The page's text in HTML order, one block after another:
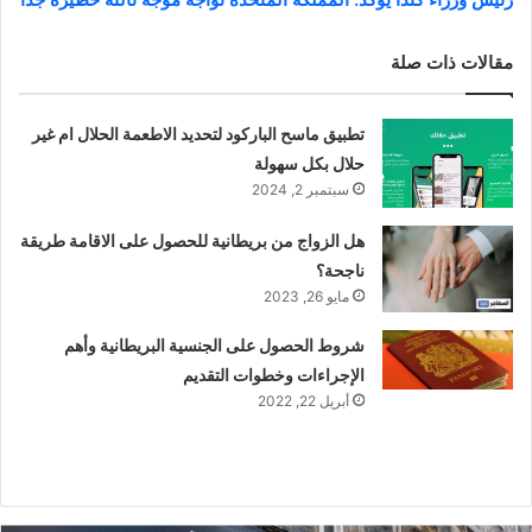
مقالات ذات صلة
تطبيق ماسح الباركود لتحديد الاطعمة الحلال ام غير
حلال بكل سهولة
سبتمبر 2, 2024
هل الزواج من بريطانية للحصول على الاقامة طريقة
ناجحة؟
مايو 26, 2023
شروط الحصول على الجنسية البريطانية وأهم
الإجراءات وخطوات التقديم
أبريل 22, 2022